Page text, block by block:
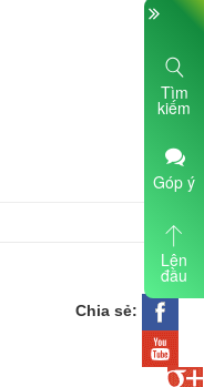
Chia sẻ:
Tìm
kiếm
Góp ý
Lên
đầu